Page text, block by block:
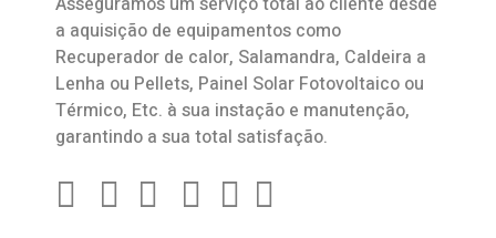
a aquisição de equipamentos como
Recuperador de calor, Salamandra, Caldeira a
Lenha ou Pellets, Painel Solar Fotovoltaico ou
Térmico, Etc. à sua instação e manutenção,
garantindo a sua total satisfação.